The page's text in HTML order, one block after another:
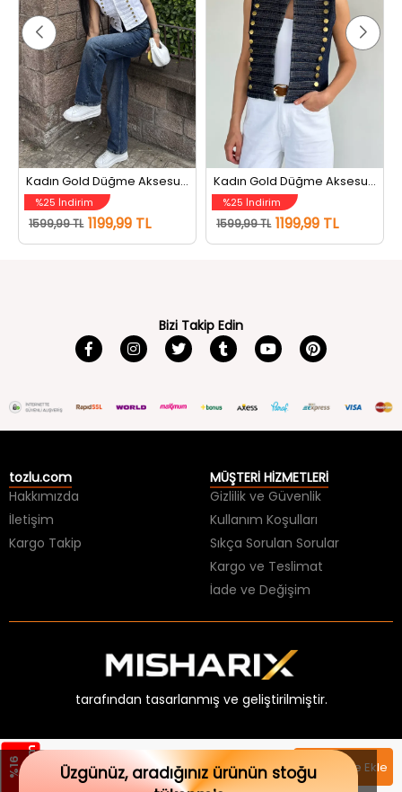
%
1
6
İ
n
d
i
r
im 949,99 TL
799,99 TL
Sepete Ekle
Kadın Gold Düğme Aksesuarlı Napolyon Jean Kot Yelek Beyaz
%25 İndirim
1599,99 TL 1199,99 TL
Kadın Gold Düğme Aksesuarlı Napolyon Jean Kot Yelek Lacivert
%25 İndirim
1599,99 TL 1199,99 TL
Bizi Takip Edin
tozlu.com
Hakkımızda
İletişim
Kargo Takip
MÜŞTERİ HİZMETLERİ
Gizlilik ve Güvenlik
Kullanım Koşulları
Sıkça Sorulan Sorular
Kargo ve Teslimat
İade ve Değişim
tarafından tasarlanmış ve geliştirilmiştir.
Üzgünüz, aradığınız ürünün stoğu